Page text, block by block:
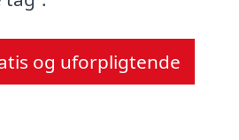
og uforpligtende